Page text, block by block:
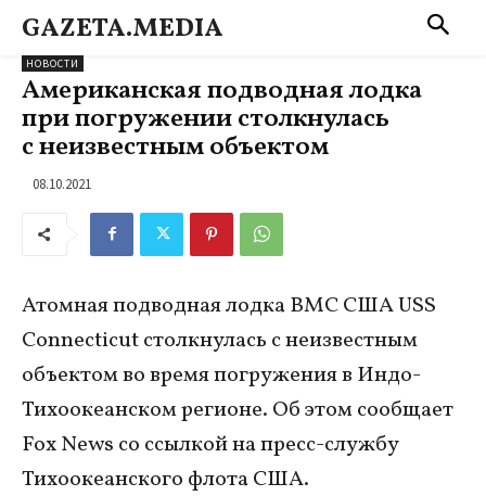
GAZETA.MEDIA
НОВОСТИ
Американская подводная лодка
при погружении столкнулась
с неизвестным объектом
08.10.2021
Атомная подводная лодка ВМС США USS
Connecticut столкнулась с неизвестным
объектом во время погружения в Индо-
Тихоокеанском регионе. Об этом сообщает
Fox News со ссылкой на пресс-службу
Тихоокеанского флота США.